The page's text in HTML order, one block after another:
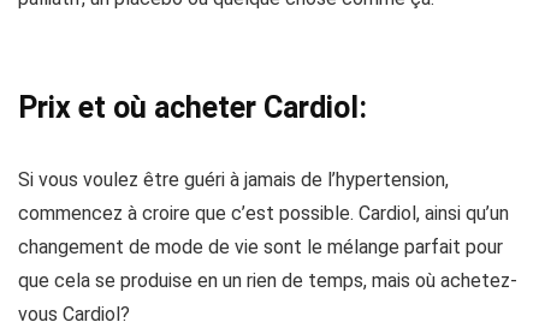
Prix ​​et où acheter Cardiol:
Si vous voulez être guéri à jamais de l’hypertension,
commencez à croire que c’est possible. Cardiol, ainsi qu’un
changement de mode de vie sont le mélange parfait pour
que cela se produise en un rien de temps, mais où achetez-
vous Cardiol?